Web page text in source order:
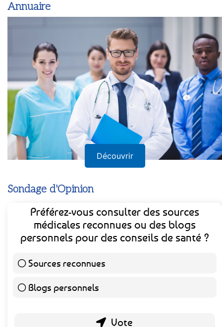
Annuaire
Découvrir
Sondage d'Opinion
Préférez-vous consulter des sources
médicales reconnues ou des blogs
personnels pour des conseils de santé ?
Sources reconnues
Blogs personnels